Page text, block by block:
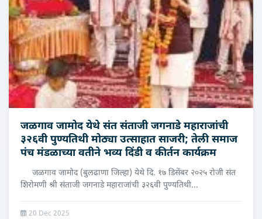
जळगाव जामोद येथे संत संताजी जगनाडे महाराजांची
३२६वी पुण्यतिथी मोठ्या उत्साहात साजरी; तेली समाज
पंच मंडळाच्या वतीने भव्य दिंडी व कीर्तन कार्यक्रम
जळगाव जामोद (बुलढाणा जिल्हा) येथे दि. १७ डिसेंबर २०२५ रोजी संत
शिरोमणी श्री संताजी जगनाडे महाराजांची ३२६वी पुण्यतिथी...
20 Dec 2025